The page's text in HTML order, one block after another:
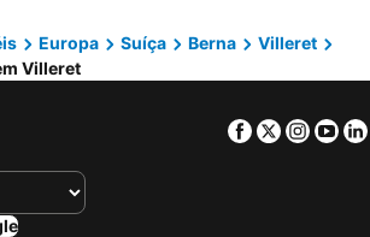
Hôtel La Fontaine
Auberge de la Couronne
Klosterhotel St. Petersinsel
Europa Suíça Berna
Villeret
Villeret
Facebook
Twitter